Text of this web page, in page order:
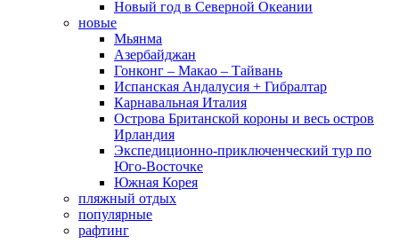
Новый год в Северной Океании
новые
Мьянма
Азербайджан
Гонконг – Макао – Тайвань
Испанская Андалусия + Гибралтар
Карнавальная Италия
Острова Британской короны и весь остров
Ирландия
Экспедиционно-приключенческий тур по
Юго-Восточке
Южная Корея
пляжный отдых
популярные
рафтинг